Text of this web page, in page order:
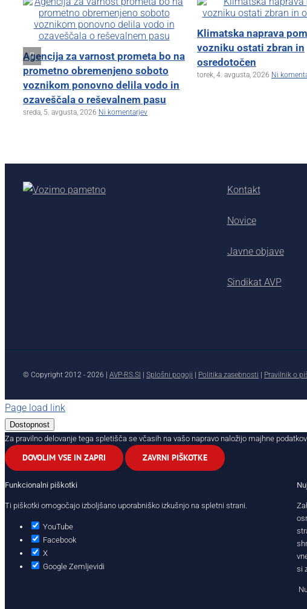
Agencija za varnost prometa bo na
prometno obremenjeno soboto
voznikom ponovno delila vodo in
ozaveščala o reševalnem pasu
sreda, 5. avgusta, 2026 Ni komentarjev
Klimatska naprava
vozniku ostati zbran in
osredotočen
torek, 4. avgusta, 2026 Ni
Kontakt
Novice
Javne objave
Sindikat AVP
© Copyright 2012 - 2026 | AVP-RS.SI | Splošni pogoji | Politika zasebnosti | Pravilnik o
Page load link
Dostopnost
Za pravilno delovanje tega spletišča se včasih na vašo napravo naložijo majhne
DOVOLIM VSE IN ZAPRI ZAVRNI PIŠKOTKE
Funkcionalni piškotki
Ti piškotki omogočajo izboljšano uporabniško izkušnjo na spletni strani.
YouTube
Facebook
X
Google Zemljevidi
si